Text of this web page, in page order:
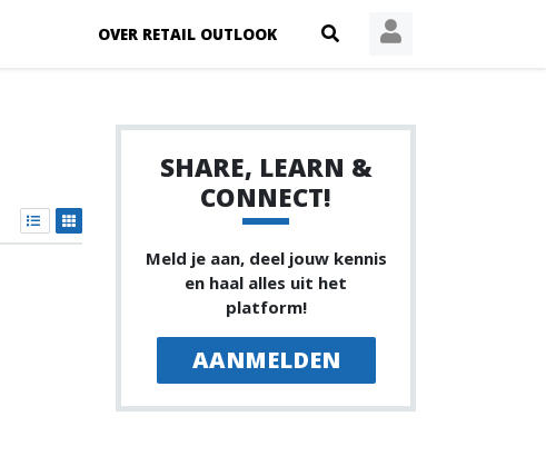
OVER RETAIL OUTLOOK
SHARE, LEARN &
CONNECT!
Meld je aan, deel jouw kennis
en haal alles uit het
platform!
AANMELDEN